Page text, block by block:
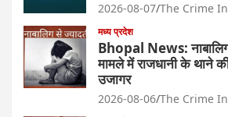
2026-08-07 The Crime
मध्य प्रदेश
Bhopal News:
मामले में राजधानी के थाने
उजागर
2026-08-06 The Crime